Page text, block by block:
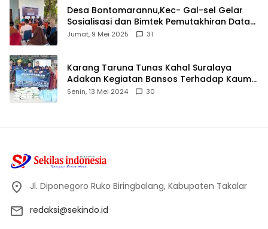
Desa Bontomarannu,Kec- Gal-sel Gelar
Sosialisasi dan Bimtek Pemutakhiran Data
ID
Jumat, 9 Mei 2025 31
Karang Taruna Tunas Kahal Suralaya
Adakan Kegiatan Bansos Terhadap Kaum
Dhuafa dan Anak Yatim-Piatu
Senin, 13 Mei 2024 30
Jl. Diponegoro Ruko Biringbalang, Kabupaten Takalar
redaksi@sekindo.id